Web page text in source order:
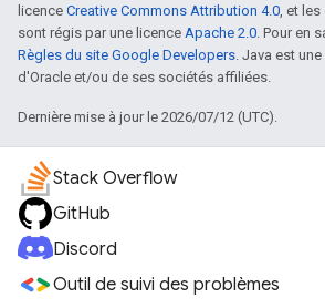
licence Creative Commons Attribution 4.0, et
sont régis par une licence Apache 2.0. Pour en
Règles du site Google Developers. Java est
d'Oracle et/ou de ses sociétés affiliées.
Dernière mise à jour le 2026/07/12 (UTC).
Stack Overflow
GitHub
Discord
Outil de suivi des problèmes